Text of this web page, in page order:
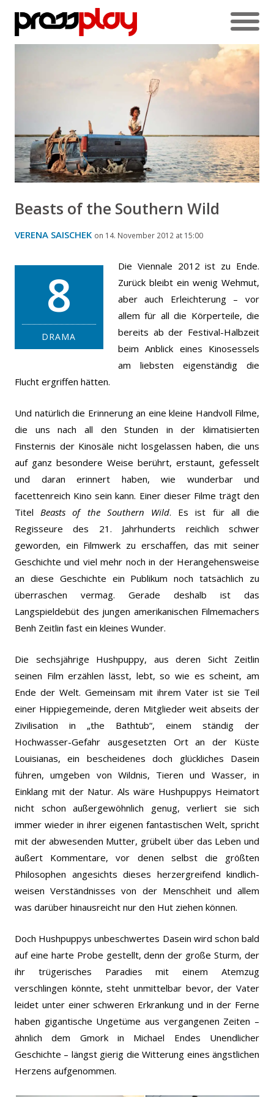
Beasts of the Southern Wild
VERENA SAISCHEK on 14. November 2012 at 15:00
8
DRAMA
Die Viennale 2012 ist zu Ende.
Zurück bleibt ein wenig Wehmut,
aber auch Erleichterung – vor
allem für all die Körperteile, die
bereits ab der Festival-Halbzeit
beim Anblick eines Kinosessels
am liebsten eigenständig die
Flucht ergriffen hätten.
Und natürlich die Erinnerung an eine kleine Handvoll Filme,
die uns nach all den Stunden in der klimatisierten
Finsternis der Kinosäle nicht losgelassen haben, die uns
auf ganz besondere Weise berührt, erstaunt, gefesselt
und daran erinnert haben, wie wunderbar und
facettenreich Kino sein kann. Einer dieser Filme trägt den
Titel Beasts of the Southern Wild. Es ist für all die
Regisseure des 21. Jahrhunderts reichlich schwer
geworden, ein Filmwerk zu erschaffen, das mit seiner
Geschichte und viel mehr noch in der Herangehensweise
an diese Geschichte ein Publikum noch tatsächlich zu
überraschen vermag. Gerade deshalb ist das
Langspieldebüt des jungen amerikanischen Filmemachers
Benh Zeitlin fast ein kleines Wunder.
Die sechsjährige Hushpuppy, aus deren Sicht Zeitlin
seinen Film erzählen lässt, lebt, so wie es scheint, am
Ende der Welt. Gemeinsam mit ihrem Vater ist sie Teil
einer Hippiegemeinde, deren Mitglieder weit abseits der
Zivilisation in „the Bathtub“, einem ständig der
Hochwasser-Gefahr ausgesetzten Ort an der Küste
Louisianas, ein bescheidenes doch glückliches Dasein
führen, umgeben von Wildnis, Tieren und Wasser, in
Einklang mit der Natur. Als wäre Hushpuppys Heimatort
nicht schon außergewöhnlich genug, verliert sie sich
immer wieder in ihrer eigenen fantastischen Welt, spricht
mit der abwesenden Mutter, grübelt über das Leben und
äußert Kommentare, vor denen selbst die größten
Philosophen angesichts dieses herzergreifend kindlich-
weisen Verständnisses von der Menschheit und allem
was darüber hinausreicht nur den Hut ziehen können.
Doch Hushpuppys unbeschwertes Dasein wird schon bald
auf eine harte Probe gestellt, denn der große Sturm, der
ihr trügerisches Paradies mit einem Atemzug
verschlingen könnte, steht unmittelbar bevor, der Vater
leidet unter einer schweren Erkrankung und in der Ferne
haben gigantische Ungetüme aus vergangenen Zeiten –
ähnlich dem Gmork in Michael Endes Unendlicher
Geschichte – längst gierig die Witterung eines ängstlichen
Herzens aufgenommen.